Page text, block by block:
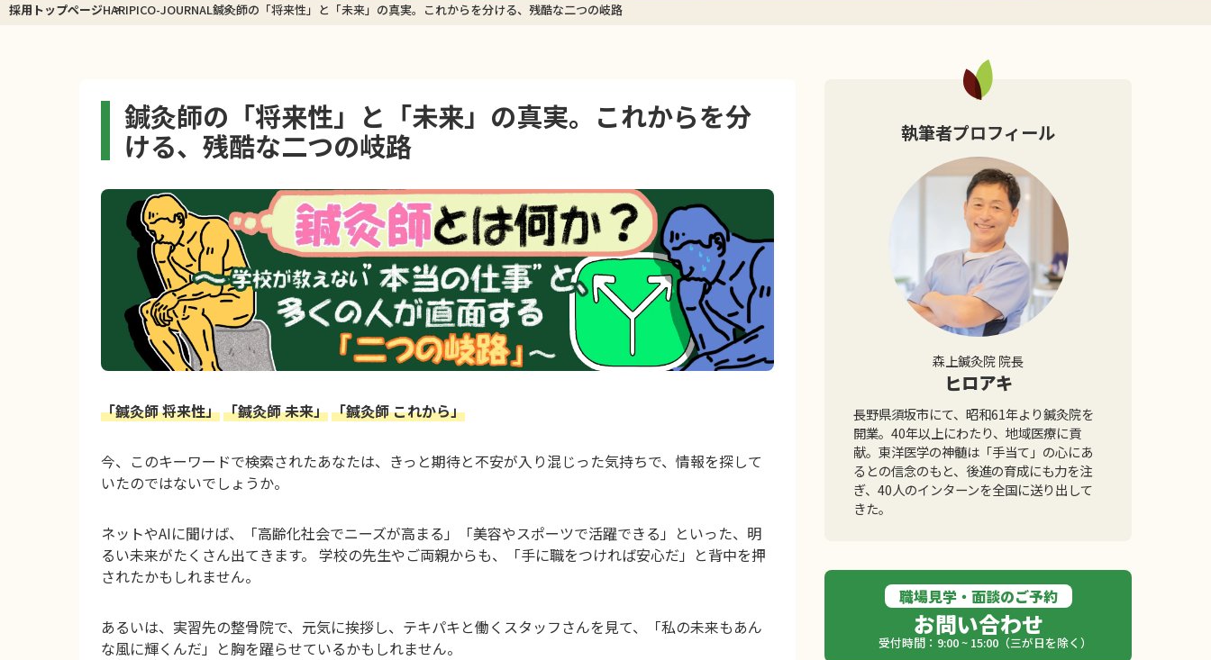
採用トップページHARIPICO-JOURNAL鍼灸師の「将来性」と「未来」の真実。これからを分ける、残酷な二つの岐路
鍼灸師の「将来性」と「未来」の真実。これからを分
ける、残酷な二つの岐路
「鍼灸師 将来性」「鍼灸師 未来」「鍼灸師 これから」
今、このキーワードで検索されたあなたは、きっと期待と不安が入り混じった気持ちで、情報を探して
いたのではないでしょうか。
ネットやAIに聞けば、「高齢化社会でニーズが高まる」「美容やスポーツで活躍できる」といった、明
るい未来がたくさん出てきます。 学校の先生やご両親からも、「手に職をつければ安心だ」と背中を押
されたかもしれません。
あるいは、実習先の整骨院で、元気に挨拶し、テキパキと働くスタッフさんを見て、「私の未来もあん
な風に輝くんだ」と胸を躍らせているかもしれません。
執筆者プロフィール
森上鍼灸院 院長
ヒロアキ
長野県須坂市にて、昭和61年より鍼灸院を
開業。40年以上にわたり、地域医療に貢
献。東洋医学の神髄は「手当て」の心にあ
るとの信念のもと、後進の育成にも力を注
ぎ、40人のインターンを全国に送り出して
きた。
職場見学・面談のご予約
お問い合わせ
受付時間：9:00 ~ 15:00（三が日を除く）